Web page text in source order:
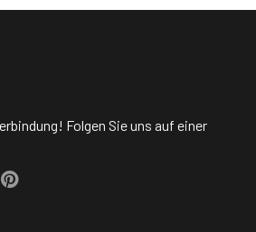
Folgen Sie uns auf einer